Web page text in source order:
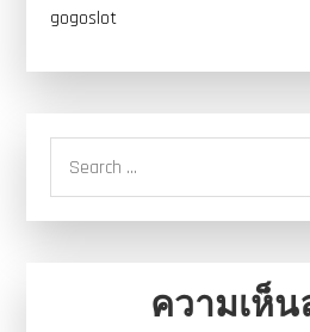
gogoslot
ความเห็น